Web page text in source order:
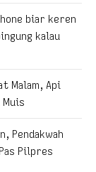
biar keren
kalau
Malam, Api
Muis
Pendakwah
Pilpres